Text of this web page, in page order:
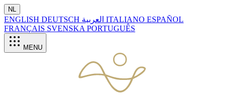
NL
ENGLISH DEUTSCH ITALIANO ESPAÑOL
FRANÇAIS SVENSKA PORTUGUÊS
MENU